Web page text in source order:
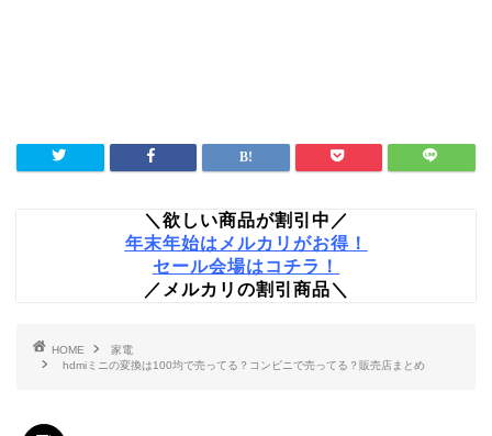
＼欲しい商品が割引中／
年末年始はメルカリがお得！
セール会場はコチラ！
／メルカリの割引商品＼
HOME
家電
hdmiミニの変換は100均で売ってる？コンビニで売ってる？販売店まとめ